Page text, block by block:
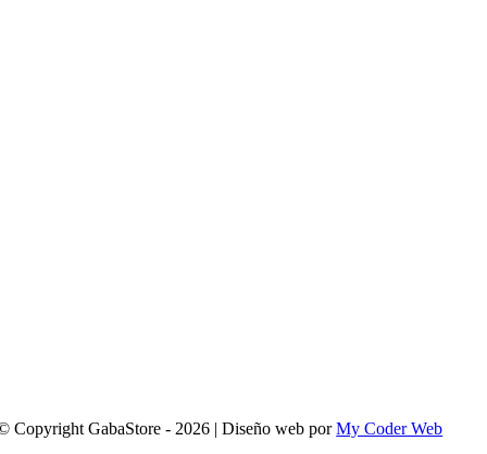
Copyright GabaStore - 2026 | Diseño web porMy Coder Web